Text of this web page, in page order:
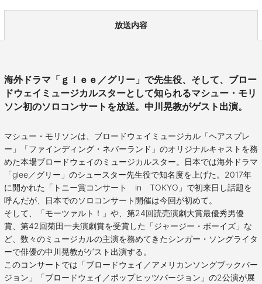
放送内容
海外ドラマ「ｇｌｅｅ／グリー」で先生役、そして、ブロー
ドウェイミュージカルスターとして知られるマシュー・モリ
ソン初のソロコンサートを放送。中川晃教がゲスト出演。
マシュー・モリソンは、ブロードウェイミュージカル「ヘアスプレ
ー」「ファインディング・ネバーランド」のオリジナルキャストを務
めた本場ブロードウェイのミュージカルスター。日本では海外ドラマ
「glee／グリー」のシュースター先生役で知名度を上げた。2017年
に開かれた「トニー賞コンサート in TOKYO」で初来日し話題を
呼んだが、日本でのソロコンサート開催は今回が初めて。
そして、「モーツァルト！」や、第24回読売演劇大賞最優秀男優
賞、第42回菊田一夫演劇賞を受賞した「ジャージー・ボーイズ」な
ど、数々のミュージカルの主演を務めてきたシンガー・ソングライタ
ーで俳優の中川晃教がゲスト出演する。
このコンサートでは「ブロードウェイ／アメリカンソングブックバー
ジョン」「ブロードウェイ／ポップヒッツバージョン」の2公演が展